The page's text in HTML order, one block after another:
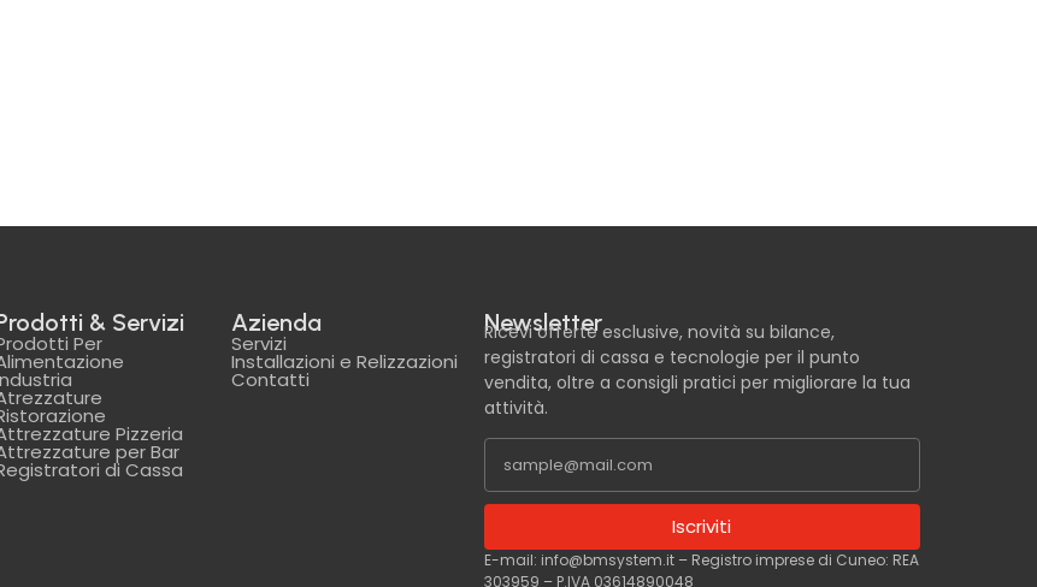
& Servizi
Per
Pizzeria
per Bar
di Cassa
Azienda
Servizi
Installazioni e Relizzazioni
Contatti
Newsletter
Ricevi offerte esclusive, novità su bilance,
registratori di cassa e tecnologie per il punto
vendita, oltre a consigli pratici per migliorare la tua
attività.
Iscriviti
E-mail: info@bmsystem.it – Registro imprese di Cuneo: REA
303959 – P.IVA 03614890048